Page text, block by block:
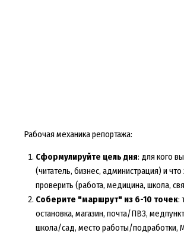
Рабочая механика репортажа:
Сформулируйте цель дня: для кого
(читатель, бизнес, администрация) и что
проверить (работа, медицина, школа,
Соберите "маршрут" из 6-10 точек:
остановка, магазин, почта/ПВЗ,
школа/сад, место работы/